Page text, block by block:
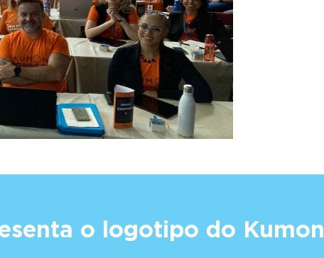
o logotipo do Kumon